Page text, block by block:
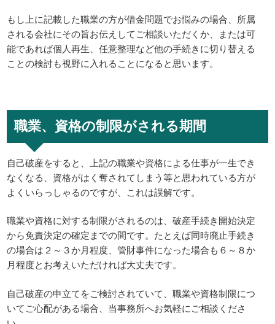
もし上に記載した職業の方が借金問題でお悩みの場合、所属
される会社にその旨お伝えしてご相談いただくか、または可
能であれば個人再生、任意整理など他の手続きに切り替える
ことの検討も視野に入れることになると思います。
職業、資格の制限がされる期間
自己破産をすると、上記の職業や資格による仕事が一生でき
なくなる、資格がはく奪されてしまう等と思われている方が
よくいらっしゃるのですが、これは誤解です。
職業や資格に対する制限がされるのは、破産手続き開始決定
から免責決定の確定までの間です。たとえば同時廃止手続き
の場合は２～３か月程度、管財事件になった場合も６～８か
月程度とお考えいただければ大丈夫です。
自己破産の申立てをご検討されていて、職業や資格制限につ
いてご心配がある場合、当事務所へお気軽にご相談くださ